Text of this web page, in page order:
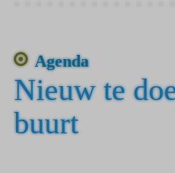
Agenda
Nieuw te
buurt